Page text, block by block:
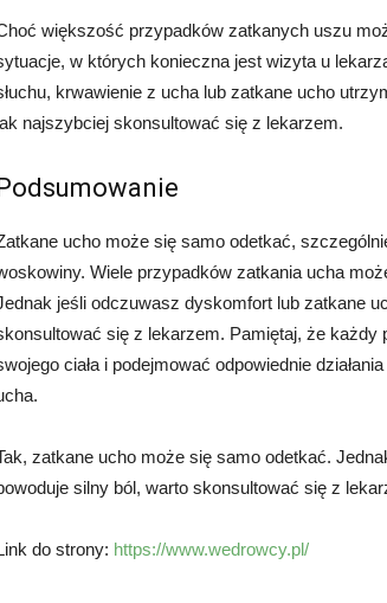
większość przypadków zatkanych uszu
w których konieczna jest wizyta u
krwawienie z ucha lub zatkane ucho
najszybciej skonsultować się z lekarzem.
ucho może się samo odetkać,
Wiele przypadków zatkania ucha
jeśli odczuwasz dyskomfort lub zatkane
się z lekarzem. Pamiętaj, że każdy
ciała i podejmować odpowiednie
zatkane ucho może się samo odetkać.
silny ból, warto skonsultować się z
do strony: https://www.wedrowcy.pl/